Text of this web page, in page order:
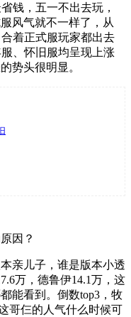
钱，五一不出去玩，
风气就不一样了，从
着正式服玩家都出去
、怀旧服均呈现上涨
势头很明显。
因？
亲儿子，谁是版本小透
万，德鲁伊14.1万，这
能看到。倒数top3，牧
哥仨的人气什么时候可